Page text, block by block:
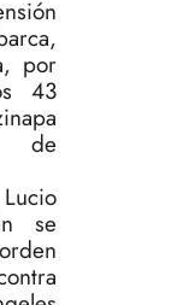
por
43
de
se